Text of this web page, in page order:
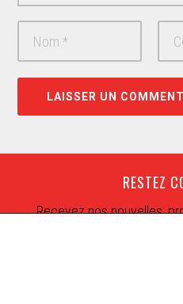
RESTEZ
Recevez nos nouvelles,